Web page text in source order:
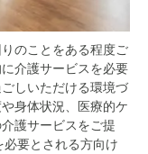
のことをある程度ご
介護サービスを必要
しいただける環境づ
身体状況、医療的ケ
護サービスをご提
要とされる方向け